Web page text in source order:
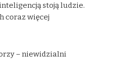
stoją ludzie.
coraz więcej
– niewidzialni